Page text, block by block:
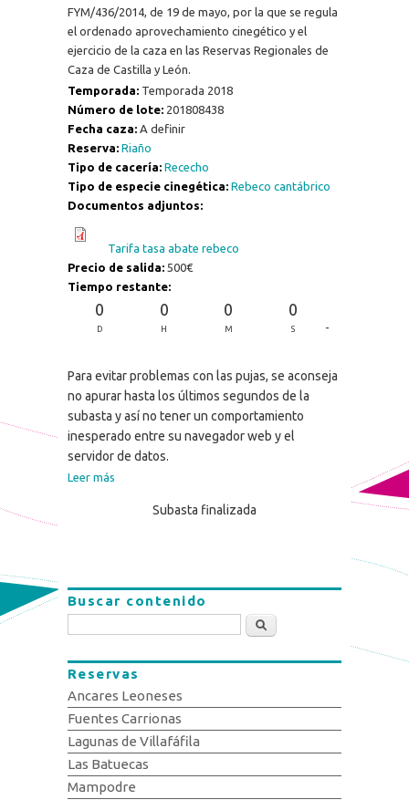
FYM/436/2014, de 19 de mayo, por la que se regula
el ordenado aprovechamiento cinegético y el
ejercicio de la caza en las Reservas Regionales de
Caza de Castilla y León.
Temporada: Temporada 2018
Número de lote: 201808438
Fecha caza: A definir
Reserva: Riaño
Tipo de cacería: Rececho
Tipo de especie cinegética: Rebeco cantábrico
Documentos adjuntos:
Tarifa tasa abate rebeco
Precio de salida: 500€
Tiempo restante:
0
D
0
H
0
M
0
S -
Para evitar problemas con las pujas, se aconseja
no apurar hasta los últimos segundos de la
subasta y así no tener un comportamiento
inesperado entre su navegador web y el
servidor de datos.
Leer más
Subasta finalizada
Buscar contenido
Buscar
Reservas
Ancares Leoneses
Fuentes Carrionas
Lagunas de Villafáfila
Las Batuecas
Mampodre